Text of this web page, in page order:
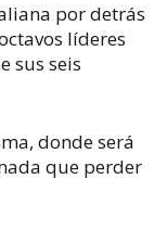
por detrás
líderes
sus seis
donde será
que perder